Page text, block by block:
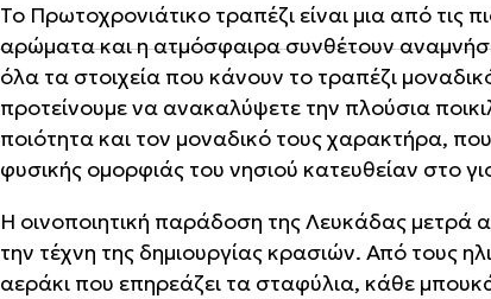
Το Πρωτοχρονιάτικο τραπέζι είναι μια από τις
αρώματα και η ατμόσφαιρα συνθέτουν
όλα τα στοιχεία που κάνουν το τραπέζι
προτείνουμε να ανακαλύψετε την πλούσια
ποιότητα και τον μοναδικό τους χαρακτήρα,
φυσικής ομορφιάς του νησιού κατευθείαν στο
Η οινοποιητική παράδοση της Λευκάδας μετρά
την τέχνη της δημιουργίας κρασιών. Από τους
αεράκι που επηρεάζει τα σταφύλια, κάθε